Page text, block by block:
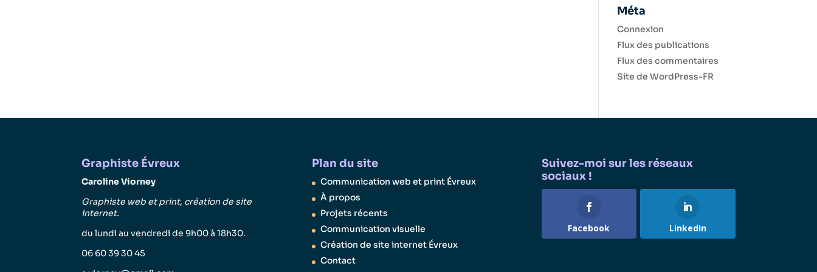
Méta
Connexion
Flux des publications
Flux des commentaires
Site de WordPress-FR
Graphiste Évreux
Caroline Viorney
Graphiste web et print, création de site
internet.
du lundi au vendredi de 9h00 à 18h30.
06 60 39 30 45
Plan du site
Communication web et print Évreux
À propos
Projets récents
Communication visuelle
Création de site internet Évreux
Contact
Suivez-moi sur les réseaux
sociaux !
Facebook LinkedIn